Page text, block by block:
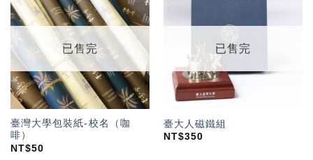
加入
「願
望輕
單」
已售完
臺灣大學包裝紙-校名（咖
啡）
NT$50
已售完
臺大人磁鐵組
NT$350